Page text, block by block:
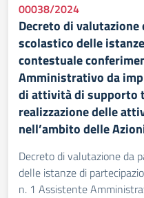
00038/2024
Decreto di
scolastico delle
contestuale
Amministrativo da
di attività di supporto
realizzazione delle
nell’ambito delle
Decreto di valutazione da
delle istanze di
n. 1 Assistente